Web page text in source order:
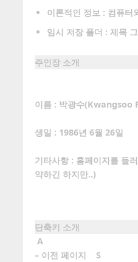
이론적인 정보 : 컴퓨터
임시 저장 폴더 : 제목
주인장 소개
이름 : 박광수(Kwangsoo
생일 : 1986년 6월 26일
기타사항 : 홈페이지를 들
약하긴 하지만..)
단축키 소개
A
– 이전 페이지
S